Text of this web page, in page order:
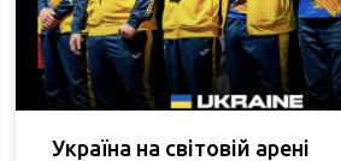
Україна на світовій арені